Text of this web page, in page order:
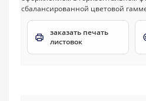
заказать печать
листовок